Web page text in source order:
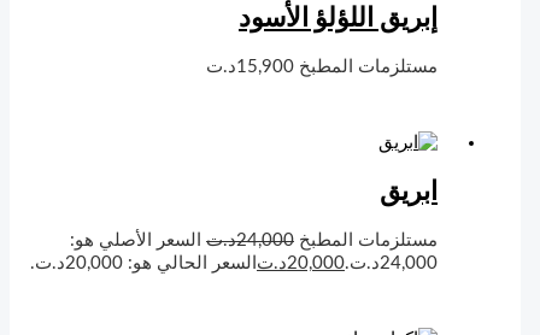
إبريق اللؤلؤ الأسود
مستلزمات المطبخ15,900د.ت
ابريق
مستلزمات المطبخ24,000د.ت السعر الأصلي هو:
24,000د.ت.
20,000د.ت السعر الحالي هو: 20,000د.ت.